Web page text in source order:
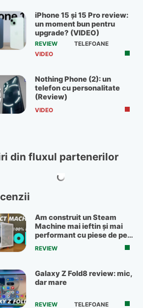
iPhone 15 și 15 Pro review:
un moment bun pentru
upgrade? (VIDEO)
REVIEW
TELEFOANE
VIDEO
Nothing Phone (2): un
telefon cu personalitate
(Review)
VIDEO
din fluxul partenerilor
Am construit un Steam
Machine mai ieftin și mai
performant cu piese de pe
OLX
REVIEW
Galaxy Z Fold8 review: mic,
dar mare
REVIEW TELEFOANE